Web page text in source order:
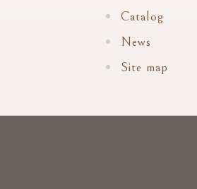
Catalog
News
Site map